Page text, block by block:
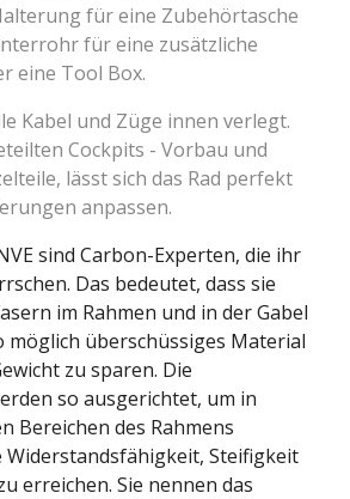
für eine Zubehörtasche
für eine zusätzliche
eine Tool Box.
Kabel und Züge innen verlegt.
Cockpits - Vorbau und
lässt sich das Rad perfekt
anpassen.
sind Carbon-Experten, die ihr
Das bedeutet, dass sie
im Rahmen und in der Gabel
möglich überschüssiges Material
zu sparen. Die
so ausgerichtet, um in
Bereichen des Rahmens
Widerstandsfähigkeit, Steifigkeit
erreichen. Sie nennen das